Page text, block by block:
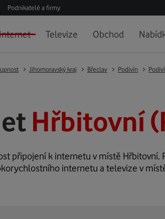
Podnikatelé a firmy
Televize Obchod
Jihomoravský kraj Břeclav Podivín
Hřbitovní
připojení k internetu v místě Hřbitovní.
internetu a televize v